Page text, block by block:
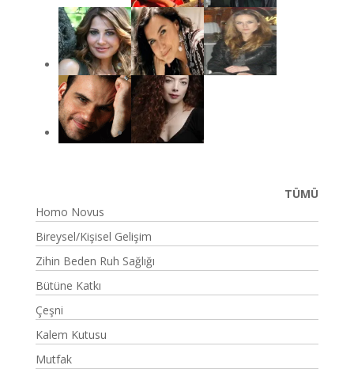
TÜMÜ
Homo Novus
Bireysel/Kişisel Gelişim
Zihin Beden Ruh Sağlığı
Bütüne Katkı
Çeşni
Kalem Kutusu
Mutfak